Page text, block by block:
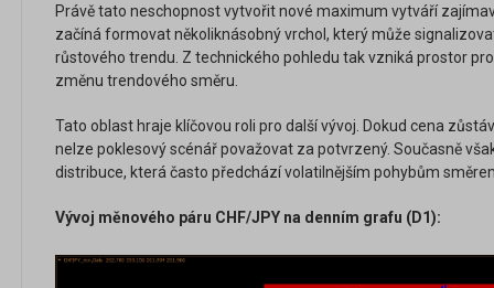
Právě tato neschopnost vytvořit nové maximum vytváří
začíná formovat několiknásobný vrchol, který může
růstového trendu. Z technického pohledu tak vzniká prostor
změnu trendového směru.
Tato oblast hraje klíčovou roli pro další vývoj. Dokud cena
nelze poklesový scénář považovat za potvrzený. Současně
distribuce, která často předchází volatilnějším pohybům
Vývoj měnového páru CHF/JPY na denním grafu (D1):